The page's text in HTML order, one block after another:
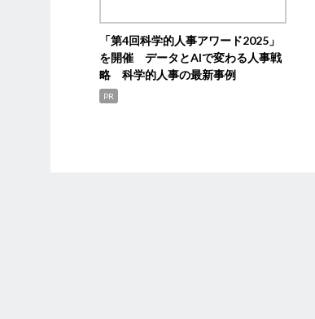
「第4回科学的人事アワード2025」
を開催 データとAIで変わる人事戦
略 科学的人事の最新事例
PR